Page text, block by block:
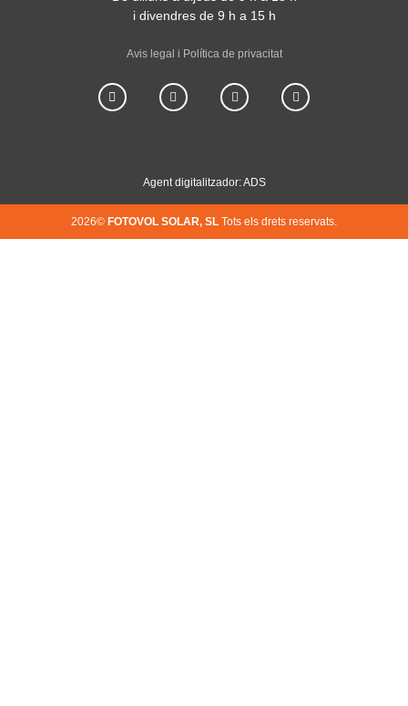
i divendres de 9 h a 15 h
Avis legal i Política de privacitat
Agent digitalitzador: ADS
2026© FOTOVOL SOLAR, SL Tots els drets reservats.